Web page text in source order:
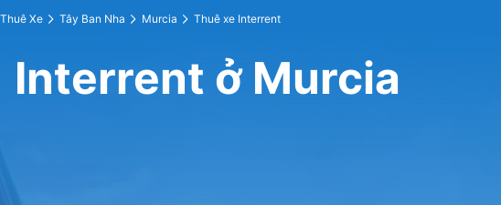
Thuê Xe Tây Ban Nha Murcia Thuê xe Interrent
Interrent ở Murcia